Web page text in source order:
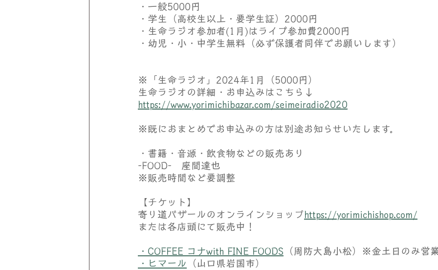
・一般5000円
・学生（高校生以上・要学生証）2000円
・生命ラジオ参加者(1月)はライブ参加費2000円
・幼児・小・中学生無料（必ず保護者同伴でお願いします）
※「生命ラジオ」2024年1月（5000円）
生命ラジオの詳細・お申込みはこちら↓
https://www.yorimichibazar.com/seimeiradio2020
※既におまとめでお申込みの方は別途お知らせいたします。
・書籍・音源・飲食物などの販売あり
-FOOD-　座間達也
※販売時間など要調整
【チケット】
寄り道バザールのオンラインショップhttps://yorimichishop.com/
または各店頭にて販売中！
・COFFEE コナwith FINE FOODS （周防大島小松）※金土日のみ営
・ヒマール （山口県岩国市）